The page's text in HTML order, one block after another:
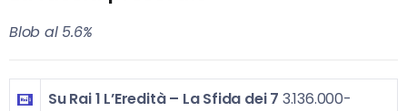
Blob al 5.6%
Su Rai 1 L’Eredità – La Sfida dei 7 3.136.000-